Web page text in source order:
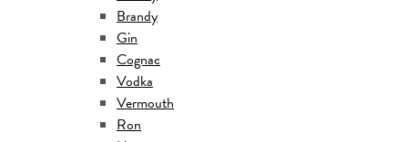
Brandy
Gin
Cognac
Vodka
Vermouth
Ron